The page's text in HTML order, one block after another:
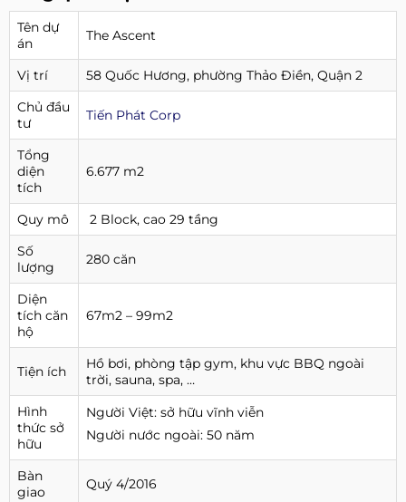
Tên dự
án
The Ascent
Vị trí
58 Quốc Hương, phường Thảo Điền, Quận 2
Chủ đầu
tư
Tiến Phát Corp
Tổng
diện
tích
6.677 m2
Quy mô
2 Block, cao 29 tầng
Số
lượng
280 căn
Diện
tích căn
hộ
67m2 – 99m2
Tiện ích
Hồ bơi, phòng tập gym, khu vực BBQ ngoài
trời, sauna, spa, …
Hình
thức sở
hữu
Người Việt: sở hữu vĩnh viễn
Người nước ngoài: 50 năm
Bàn
giao
Quý 4/2016